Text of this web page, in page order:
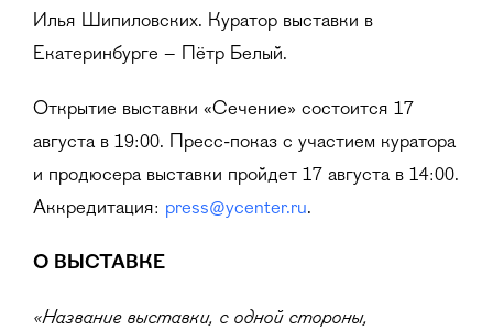
Илья Шипиловских. Куратор выставки в
Екатеринбурге – Пётр Белый.
Открытие выставки «Сечение» состоится 17
августа в 19:00. Пресс-показ с участием куратора
и продюсера выставки пройдет 17 августа в 14:00.
Аккредитация: press@ycenter.ru.
О ВЫСТАВКЕ
«Название выставки, с одной стороны,